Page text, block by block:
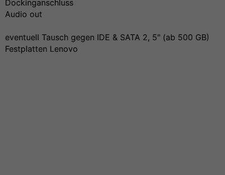
Dockinganschluss
Audio out
eventuell Tausch gegen IDE & SATA 2, 5" (ab 500 GB)
Festplatten Lenovo